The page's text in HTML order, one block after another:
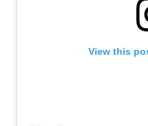
View this